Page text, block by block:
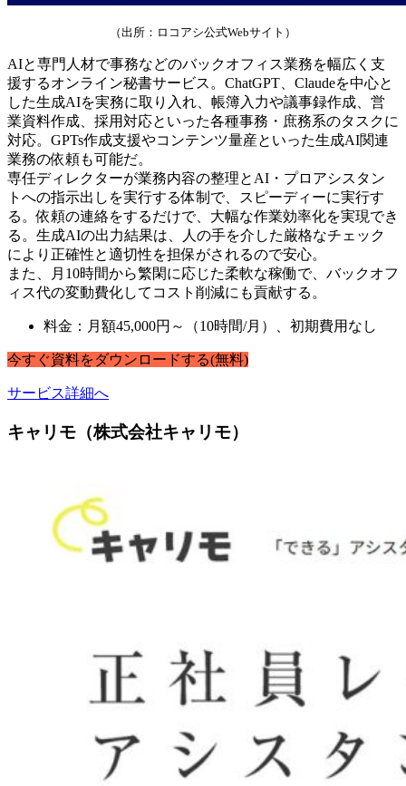
（出所：ロコアシ公式Webサイト）
AIと専門人材で事務などのバックオフィス業務を幅広く支
援するオンライン秘書サービス。ChatGPT、Claudeを中心と
した生成AIを実務に取り入れ、帳簿入力や議事録作成、営
業資料作成、採用対応といった各種事務・庶務系のタスクに
対応。GPTs作成支援やコンテンツ量産といった生成AI関連
業務の依頼も可能だ。
専任ディレクターが業務内容の整理とAI・プロアシスタン
トへの指示出しを実行する体制で、スピーディーに実行す
る。依頼の連絡をするだけで、大幅な作業効率化を実現でき
る。生成AIの出力結果は、人の手を介した厳格なチェック
により正確性と適切性を担保がされるので安心。
また、月10時間から繁閑に応じた柔軟な稼働で、バックオフ
ィス代の変動費化してコスト削減にも貢献する。
料金：月額45,000円～（10時間/月）、初期費用なし
今すぐ資料をダウンロードする(無料)
サービス詳細へ
キャリモ（株式会社キャリモ）